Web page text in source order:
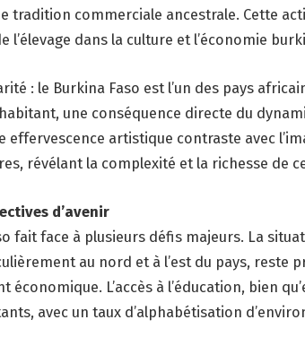
tradition commerciale ancestrale. Cette
l’élevage dans la culture et l’économie
: le Burkina Faso est l’un des pays
une conséquence directe du
effervescence artistique contraste avec
révélant la complexité et la richesse de
d’avenir
fait face à plusieurs défis majeurs. La
au nord et à l’est du pays, reste
économique. L’accès à l’éducation, bien
avec un taux d’alphabétisation